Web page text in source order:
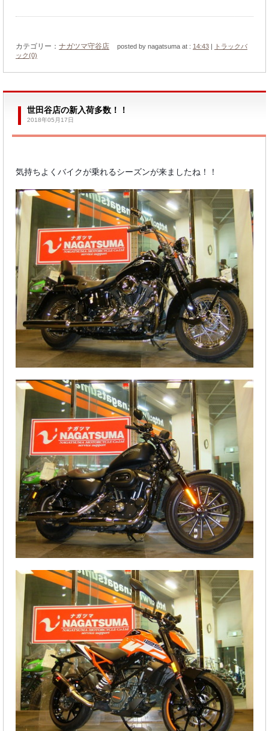
カテゴリー： ナガツマ守谷店 posted by nagatsuma at : 14:43 |
トラックバ
ック(0)
世田谷店の新入荷多数！！
2018年05月17日
気持ちよくバイクが乗れるシーズンが来ましたね！！